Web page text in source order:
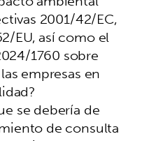
2001/42/EC,
EU, así como el
1760 sobre
empresas en
se debería de
de consulta